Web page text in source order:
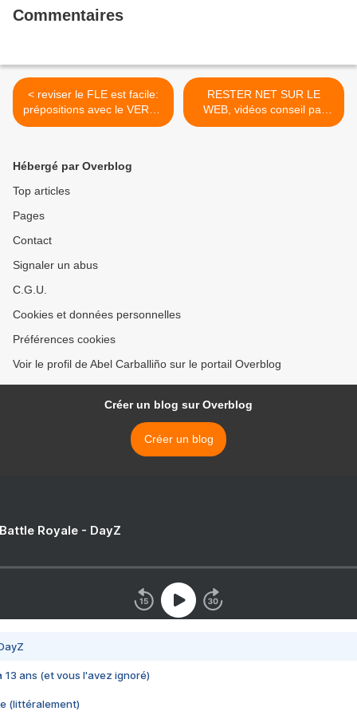
Commentaires
< reviser le FLE est facile:
prépositions avec le VERBE
ALLER: À, EN, CHEZ
RESTER NET SUR LE
WEB, vidéos conseil par
des enfants >
Hébergé par Overblog
Top articles
Pages
Contact
Signaler un abus
C.G.U.
Cookies et données personnelles
Préférences cookies
Voir le profil de Abel Carballiño sur le portail Overblog
Créer un blog sur Overblog
Créer un blog
Royale - DayZ
13 ans (et vous l'avez ignoré)
(littéralement)